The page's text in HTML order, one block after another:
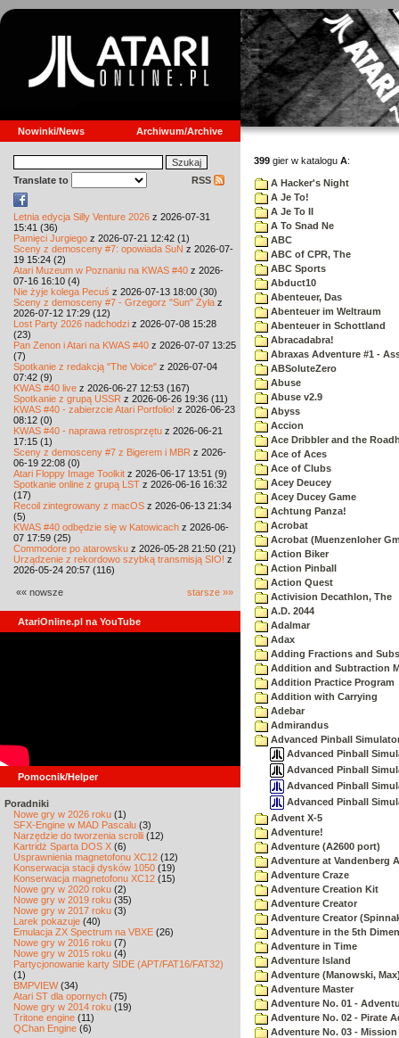
Nowinki/News Archiwum/Archive
Translate to RSS
Letnia edycja Silly Venture 2026 z 2026-07-31
15:41 (36)
Pamięci Jurgiego z 2026-07-21 12:42 (1)
Sceny z demosceny #7: opowiada SuN z 2026-07-
19 15:24 (2)
Atari Muzeum w Poznaniu na KWAS #40 z 2026-
07-16 16:10 (4)
Nie żyje kolega Pecuś z 2026-07-13 18:00 (30)
Sceny z demosceny #7 - Grzegorz "Sun" Żyła z
2026-07-12 17:29 (12)
Lost Party 2026 nadchodzi z 2026-07-08 15:28
(23)
Pan Zenon i Atari na KWAS #40 z 2026-07-07 13:25
(7)
Spotkanie z redakcją "The Voice" z 2026-07-04
07:42 (9)
KWAS #40 live z 2026-06-27 12:53 (167)
Spotkanie z grupą USSR z 2026-06-26 19:36 (11)
KWAS #40 - zabierzcie Atari Portfolio! z 2026-06-23
08:12 (0)
KWAS #40 - naprawa retrosprzętu z 2026-06-21
17:15 (1)
Sceny z demosceny #7 z Bigerem i MBR z 2026-
06-19 22:08 (0)
Atari Floppy Image Toolkit z 2026-06-17 13:51 (9)
Spotkanie online z grupą LST z 2026-06-16 16:32
(17)
Recoil zintegrowany z macOS z 2026-06-13 21:34
(5)
KWAS #40 odbędzie się w Katowicach z 2026-06-
07 17:59 (25)
Commodore po atarowsku z 2026-05-28 21:50 (21)
Urządzenie z rekordowo szybką transmisją SIO! z
2026-05-24 20:57 (116)
«« nowsze starsze »»
AtariOnline.pl na YouTube
Pomocnik/Helper
Poradniki
Nowe gry w 2026 roku (1)
SFX-Engine w MAD Pascalu (3)
Narzędzie do tworzenia scrolli (12)
Kartridż Sparta DOS X (6)
Usprawnienia magnetofonu XC12 (12)
Konserwacja stacji dysków 1050 (19)
Konserwacja magnetofonu XC12 (15)
Nowe gry w 2020 roku (2)
Nowe gry w 2019 roku (35)
Nowe gry w 2017 roku (3)
Larek pokazuje (40)
Emulacja ZX Spectrum na VBXE (26)
Nowe gry w 2016 roku (7)
Nowe gry w 2015 roku (4)
Partycjonowanie karty SIDE (APT/FAT16/FAT32)
(1)
BMPVIEW(34)
Atari ST dla opornych (75)
Nowe gry w 2014 roku (19)
Tritone engine (11)
QChan Engine (6)
399 gier w katalogu A:
A Hacker's Night
A Je To!
A Je To II
A To Snad Ne
ABC
ABC of CPR, The
ABC Sports
Abduct10
Abenteuer, Das
Abenteuer im Weltraum
Abenteuer in Schottland
Abracadabra!
Abraxas Adventure #1 -
ABSoluteZero
Abuse
Abuse v2.9
Abyss
Accion
Ace Dribbler and the
Ace of Aces
Ace of Clubs
Acey Deucey
Acey Ducey Game
Achtung Panza!
Acrobat
Acrobat (Muenzenloher
Action Biker
Action Pinball
Action Quest
Activision Decathlon, The
A.D. 2044
Adalmar
Adax
Adding Fractions and
Addition and Subtraction
Addition Practice Program
Addition with Carrying
Adebar
Admirandus
Advanced Pinball
Advanced Pinball
Advanced Pinball
Advanced Pinball
Advanced Pinball
Advent X-5
Adventure!
Adventure (A2600 port)
Adventure at Vandenberg
Adventure Craze
Adventure Creation Kit
Adventure Creator
Adventure Creator
Adventure in the 5th
Adventure in Time
Adventure Island
Adventure (Manowski,
Adventure Master
Adventure No. 01 -
Adventure No. 02 - Pirate
Adventure No. 03 -